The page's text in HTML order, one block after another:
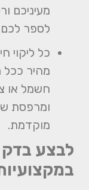
מעיניכם
לספר
כל ליקוי
מהיר ככל
חשמל או
ומרפסת
מוקדמת.
לבצע בדק